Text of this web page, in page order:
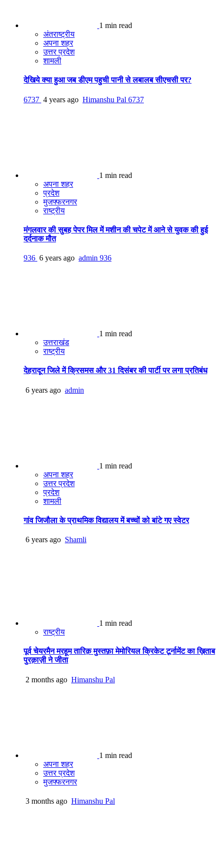
1 min read
अंतराष्ट्रीय
अपना शहर
उत्तर प्रदेश
शामली
देखिये क्या हुआ जब डीएम पहुची पानी से लबालब सीएचसी पर?
6737 4 years ago Himanshu Pal 6737
1 min read
अपना शहर
प्रदेश
मुजफ्फरनगर
राष्ट्रीय
मंगलवार की सुबह पेपर मिल में मशीन की चपेट में आने से युवक की हुई
दर्दनाक मौत
936 6 years ago admin 936
1 min read
उत्तराखंड
राष्ट्रीय
देहरादून जिले में क्रिसमस और 31 दिसंबर की पार्टी पर लगा प्रतिबंध
6 years ago admin
1 min read
अपना शहर
उत्तर प्रदेश
प्रदेश
शामली
गांव जिजौला के प्राथमिक विद्यालय में बच्चों को बांटे गए स्वेटर
6 years ago Shamli
1 min read
राष्ट्रीय
पूर्व चेयरमैन मरहूम तारिक़ मुस्तफ़ा मेमोरियल क्रिकेट टूर्नामेंट का ख़िताब
पुरक़ाज़ी ने जीता
2 months ago Himanshu Pal
1 min read
अपना शहर
उत्तर प्रदेश
मुजफ्फरनगर
3 months ago Himanshu Pal